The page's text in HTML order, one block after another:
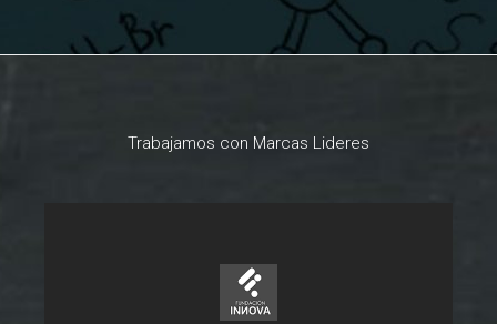
Trabajamos con Marcas Lideres